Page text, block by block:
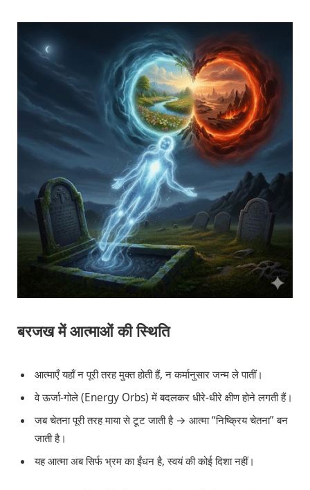
बरजख में आत्माओं की स्थिति
आत्माएँ यहाँ न पूरी तरह मुक्त होती हैं, न कर्मानुसार जन्म ले पातीं।
वे ऊर्जा-गोले (Energy Orbs) में बदलकर धीरे-धीरे क्षीण होने लगती हैं।
जब चेतना पूरी तरह माया से टूट जाती है → आत्मा “निष्क्रिय चेतना” बन
जाती है।
यह आत्मा अब सिर्फ भ्रम का ईंधन है, स्वयं की कोई दिशा नहीं।